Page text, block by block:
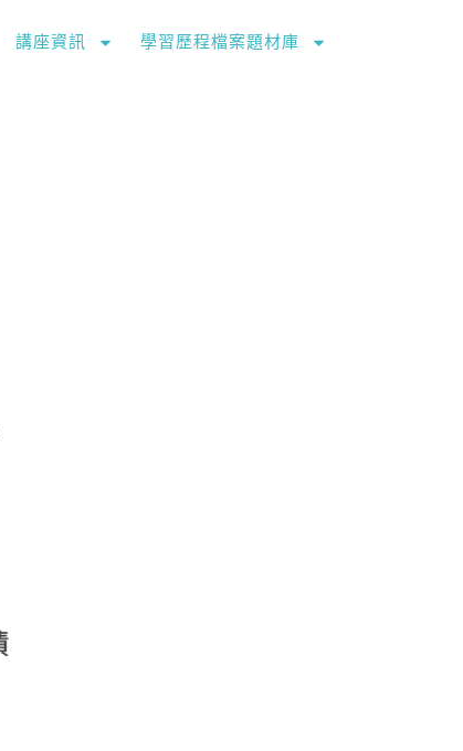
講座資訊 學習歷程檔案題材庫